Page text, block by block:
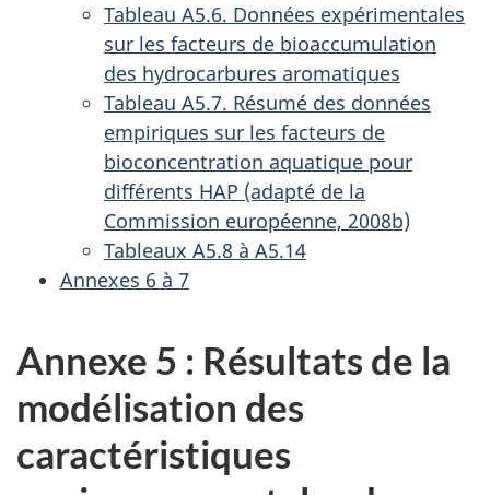
Tableau A5.6. Données expérimentales
sur les facteurs de bioaccumulation
des hydrocarbures aromatiques
Tableau A5.7. Résumé des données
empiriques sur les facteurs de
bioconcentration aquatique pour
différents HAP (adapté de la
Commission européenne, 2008b)
Tableaux A5.8 à A5.14
Annexes 6 à 7
Annexe 5 : Résultats de la
modélisation des
caractéristiques